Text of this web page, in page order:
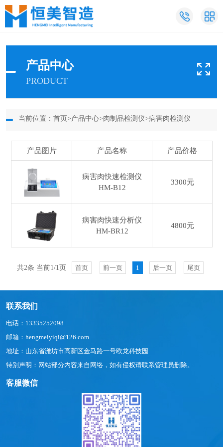
产品中心
PRODUCT
当前位置： 首页 >产品中心>肉制品检测仪>病害肉检测仪
产品图片 产品名称 产品价格
病害肉快速检测仪
HM-B12
3300元
病害肉快速分析仪
HM-BR12
4800元
共2条 当前1/1页 首页 前一页 1 后一页 尾页
联系我们
电话：13335252098
邮箱：hengmeiyiqi@126.com
地址：山东省潍坊市高新区金马路一号欧龙科技园
特别声明：网站部分内容来自网络，如有侵权请联系管理员删除。
客服微信